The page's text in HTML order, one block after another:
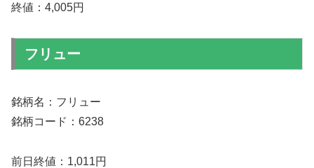
終値：4,005円
フリュー
銘柄名：フリュー
銘柄コード：6238
前日終値：1,011円